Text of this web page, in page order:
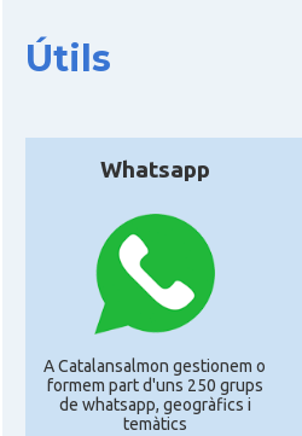
Útils
Whatsapp
A Catalansalmon gestionem o
formem part d'uns 250 grups
de whatsapp, geogràfics i
temàtics